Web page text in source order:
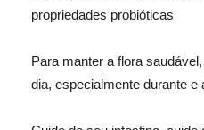
propriedades probióticas
Para manter a flora
dia, especialmente durante e